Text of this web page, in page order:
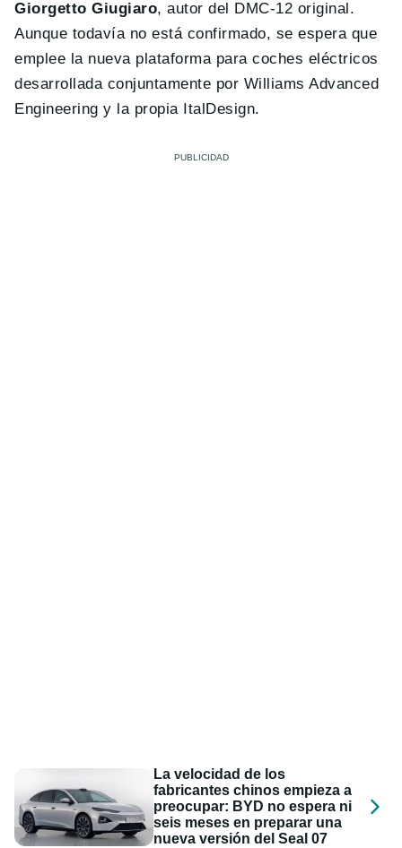
Giorgetto Giugiaro, autor del DMC-12 original.
Aunque todavía no está confirmado, se espera que
emplee la nueva plataforma para coches eléctricos
desarrollada conjuntamente por Williams Advanced
Engineering y la propia ItalDesign.
La velocidad de los
fabricantes chinos empieza a
preocupar: BYD no espera ni
seis meses en preparar una
nueva versión del Seal 07